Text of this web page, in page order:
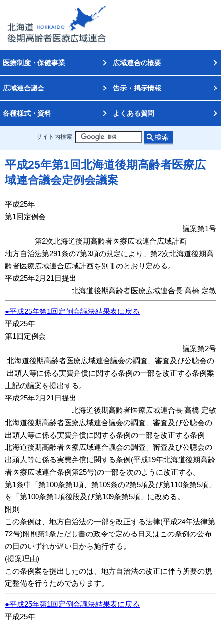
医療制度・保健事業 広域連合の概要
広域連合議会 告示・掲示情報
各種様式・資料 よくある質問
サイト内検索
平成25年第1回北海道後期高齢者医療広
域連合議会定例会議案
平成25年
第1回定例会
議案第1号
第2次北海道後期高齢者医療広域連合広域計画
地方自治法第291条の7第3項の規定により、第2次北海道後期高
齢者医療広域連合広域計画を別冊のとおり定める。
平成25年2月21日提出
北海道後期高齢者医療広域連合長 高橋 定敏
●平成25年第1回定例会議決結果表に戻る
平成25年
第1回定例会
議案第2号
北海道後期高齢者医療広域連合議会の調査、審査及び公聴会の
出頭人等に係る実費弁償に関する条例の一部を改正する条例案
上記の議案を提出する。
平成25年2月21日提出
北海道後期高齢者医療広域連合長 高橋 定敏
北海道後期高齢者医療広域連合議会の調査、審査及び公聴会の
出頭人等に係る実費弁償に関する条例の一部を改正する条例
北海道後期高齢者医療広域連合議会の調査、審査及び公聴会の
出頭人等に係る実費弁償に関する条例(平成19年北海道後期高齢
者医療広域連合条例第25号)の一部を次のように改正する。
第1条中「第100条第1項、第109条の2第5項及び第110条第5項」
を「第100条第1項後段及び第109条第5項」に改める。
附則
この条例は、地方自治法の一部を改正する法律(平成24年法律第
72号)附則第1条ただし書の政令で定める日又はこの条例の公布
の日のいずれか遅い日から施行する。
(提案理由)
この条例案を提出したのは、地方自治法の改正に伴う所要の規
定整備を行うためであります。
●平成25年第1回定例会議決結果表に戻る
平成25年